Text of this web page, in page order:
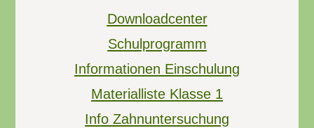
Downloadcenter
Schulprogramm
Informationen Einschulung
Materialliste Klasse 1
Info Zahnuntersuchung